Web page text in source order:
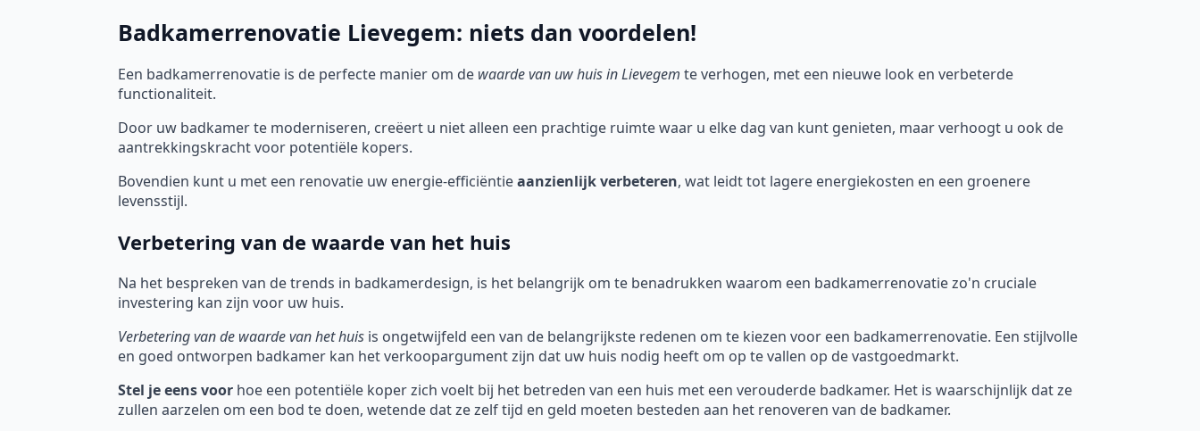
Badkamerrenovatie Lievegem: niets dan voordelen!
Een badkamerrenovatie is de perfecte manier om de waarde van uw huis in Lievegem te verhogen, met een nieuwe look en verbeterde
functionaliteit.
Door uw badkamer te moderniseren, creëert u niet alleen een prachtige ruimte waar u elke dag van kunt genieten, maar verhoogt u ook de
aantrekkingskracht voor potentiële kopers.
Bovendien kunt u met een renovatie uw energie-efficiëntieaanzienlijk verbeteren, wat leidt tot lagere energiekosten en een groenere
levensstijl.
Verbetering van de waarde van het huis
Na het bespreken van de trends in badkamerdesign, is het belangrijk om te benadrukken waarom een badkamerrenovatie zo'n cruciale
investering kan zijn voor uw huis.
Verbetering van de waarde van het huis is ongetwijfeld een van de belangrijkste redenen om te kiezen voor een badkamerrenovatie. Een stijlvolle
en goed ontworpen badkamer kan het verkoopargument zijn dat uw huis nodig heeft om op te vallen op de vastgoedmarkt.
Stel je eens voor hoe een potentiële koper zich voelt bij het betreden van een huis met een verouderde badkamer. Het is waarschijnlijk dat ze
zullen aarzelen om een bod te doen, wetende dat ze zelf tijd en geld moeten besteden aan het renoveren van de badkamer.